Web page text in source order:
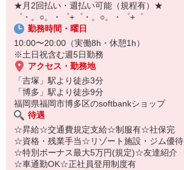
気になった方はお気軽にご相談ください！
★月2回払い・週払い可能（規程有）★
゜・。○。・゜+゜・。○。・゜+゜
勤務時間・曜日
10:00〜20:00（実働8h・休憩1h）
※土日祝含む週5日勤務
アクセス・勤務地
「吉塚」駅より徒歩3分
「博多」駅より徒歩9分
福岡県福岡市博多区のsoftbankショップ
待遇
☆昇給☆交通費規定支給☆制服有☆社保完
☆資格・残業手当☆リゾート施設・ジム優待
☆特別ボーナス最大5万円(規定)☆友達紹介
☆車通勤OK☆正社員登用制度有